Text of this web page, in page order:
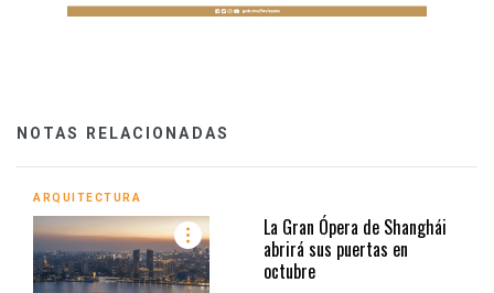
NOTAS RELACIONADAS
ARQUITECTURA
La Gran Ópera de Shanghái
abrirá sus puertas en
octubre